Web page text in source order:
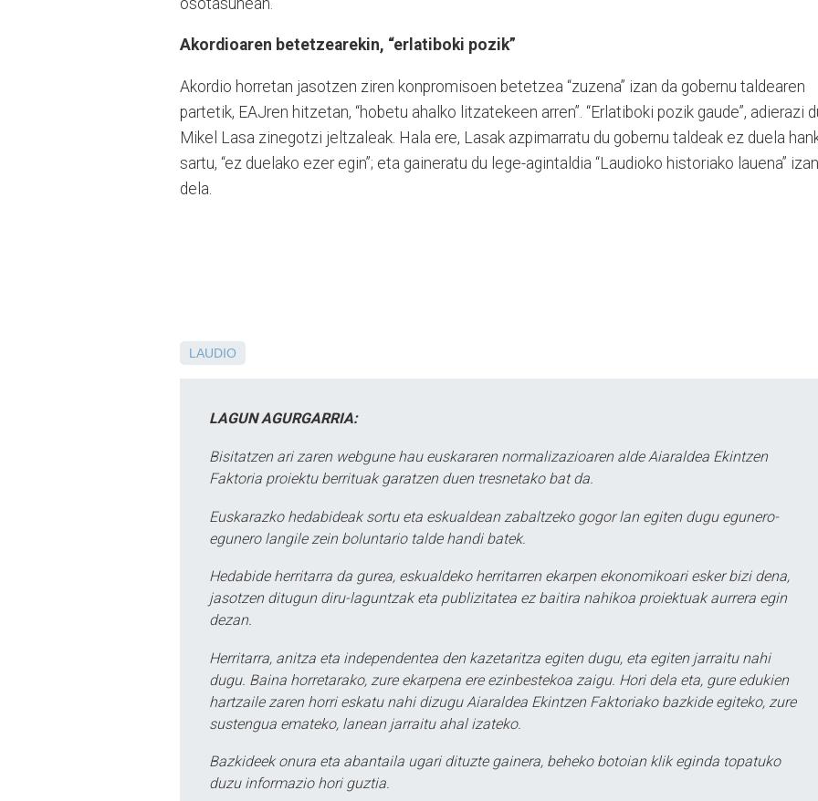
Akordioaren betetzearekin, “erlatiboki pozik”
Akordio horretan jasotzen ziren konpromisoen betetzea “zuzena” izan da gobernu taldearen
partetik, EAJren hitzetan, “hobetu ahalko litzatekeen arren”. “Erlatiboki pozik gaude”, adierazi
Mikel Lasa zinegotzi jeltzaleak. Hala ere, Lasak azpimarratu du gobernu taldeak ez duela
sartu, “ez duelako ezer egin”; eta gaineratu du lege-agintaldia “Laudioko historiako lauena” izan
dela.
LAUDIO
LAGUN AGURGARRIA:
Bisitatzen ari zaren webgune hau euskararen normalizazioaren alde Aiaraldea Ekintzen
Faktoria proiektu berrituak garatzen duen tresnetako bat da.
Euskarazko hedabideak sortu eta eskualdean zabaltzeko gogor lan egiten dugu egunero-
egunero langile zein boluntario talde handi batek.
Hedabide herritarra da gurea, eskualdeko herritarren ekarpen ekonomikoari esker bizi dena,
jasotzen ditugun diru-laguntzak eta publizitatea ez baitira nahikoa proiektuak aurrera egin
dezan.
Herritarra, anitza eta independentea den kazetaritza egiten dugu, eta egiten jarraitu nahi
dugu. Baina horretarako, zure ekarpena ere ezinbestekoa zaigu. Hori dela eta, gure edukien
hartzaile zaren horri eskatu nahi dizugu Aiaraldea Ekintzen Faktoriako bazkide egiteko, zure
sustengua emateko, lanean jarraitu ahal izateko.
Bazkideek onura eta abantaila ugari dituzte gainera, beheko botoian klik eginda topatuko
duzu informazio hori guztia.